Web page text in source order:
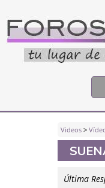
Videos >
Última